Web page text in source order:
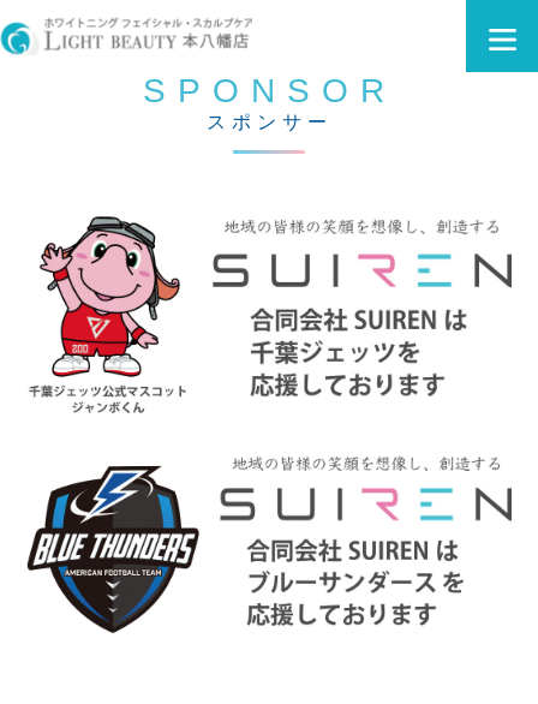
SPONSOR
スポンサー